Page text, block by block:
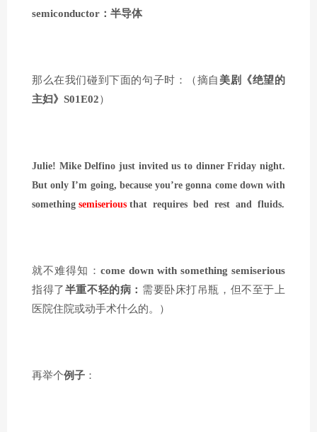
semiconductor：半导体
那么在我们碰到下面的句子时：（摘自美剧《绝望的
主妇》S01E02）
Julie! Mike Delfino just invited us to dinner Friday night.
But only I’m going, because you’re gonna come down with
something semiserious that requires bed rest and fluids.
就不难得知： come down with something semiserious
指得了半重不轻的病： 需要卧床打吊瓶，但不至于上
医院住院或动手术什么的。）
再举个例子 ：